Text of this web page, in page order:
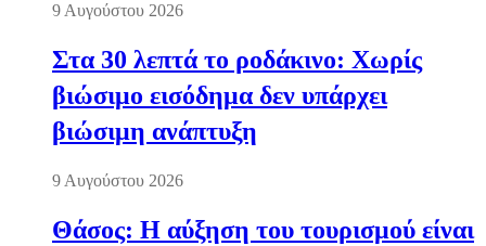
9 Αυγούστου 2026
Στα 30 λεπτά το ροδάκινο: Χωρίς
βιώσιμο εισόδημα δεν υπάρχει
βιώσιμη ανάπτυξη
9 Αυγούστου 2026
Θάσος: Η αύξηση του τουρισμού είναι